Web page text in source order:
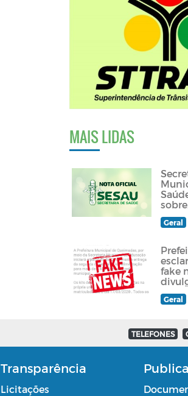
MAIS LIDAS
sobre
Geral
fake
Geral
TELEFONES
Transparência
Licitações